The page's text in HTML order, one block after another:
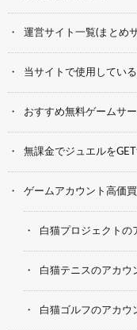
運営サイト一覧(まとめ
当サイトで使用してい
おすすめ無料ゲームサ
無課金でジュエルを
ゲームアカウント高価
白猫プロジェクトの
白猫テニスのアカウ
白猫ゴルフのアカウ